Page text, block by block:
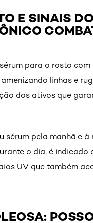
E SINAIS
para o rosto
linhas e
dos ativos que
sérum pela manhã e
o dia, é
UV que também